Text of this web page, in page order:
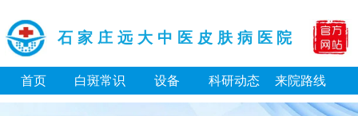
石家庄远大中医皮肤病医院
首页 白斑常识 设备 科研动态 来院路线